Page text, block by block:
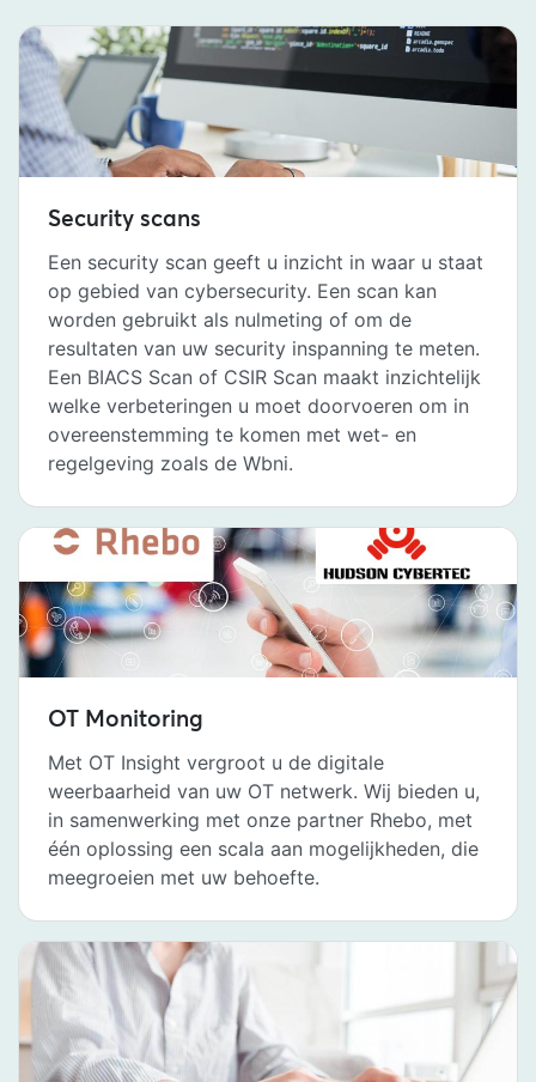
Security scans
Een security scan geeft u inzicht in waar u staat
op gebied van cybersecurity. Een scan kan
worden gebruikt als nulmeting of om de
resultaten van uw security inspanning te meten.
Een BIACS Scan of CSIR Scan maakt inzichtelijk
welke verbeteringen u moet doorvoeren om in
overeenstemming te komen met wet- en
regelgeving zoals de Wbni.
OT Monitoring
Met OT Insight vergroot u de digitale
weerbaarheid van uw OT netwerk. Wij bieden u,
in samenwerking met onze partner Rhebo, met
één oplossing een scala aan mogelijkheden, die
meegroeien met uw behoefte.